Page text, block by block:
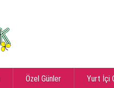
Özel Günler Yurt İçi